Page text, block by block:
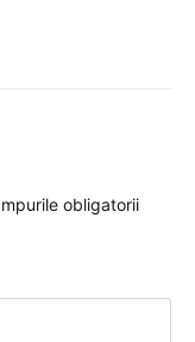
obligatorii